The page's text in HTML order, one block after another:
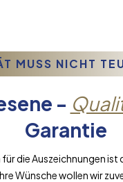
MUSS NICHT
-
Garantie
für die Auszeichnungen
Wünsche wollen wir